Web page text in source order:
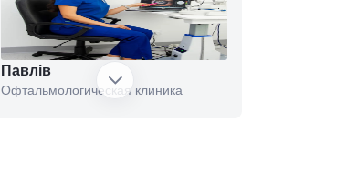
Павлів
Офтальмологическая клиника